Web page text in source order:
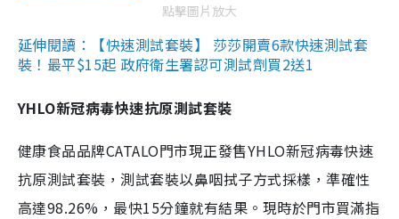
點擊圖片放大
延伸閱讀：【快速測試套裝】 莎莎開賣6款快速測試套
裝！最平$15起 政府衛生署認可測試劑買2送1
YHLO新冠病毒快速抗原測試套裝
健康食品品牌CATALO門市現正發售YHLO新冠病毒快速
抗原測試套裝，測試套裝以鼻咽拭子方式採樣，準確性
高達98.26%，最快15分鐘就有結果。現時於門市買滿指